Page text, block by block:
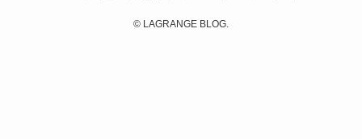
© LAGRANGE BLOG.